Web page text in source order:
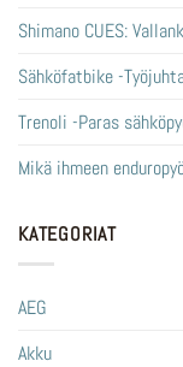
Shimano CUES:
Sähköfatbike -
Trenoli -Paras
Mikä ihmeen
KATEGORIAT
AEG
Akku